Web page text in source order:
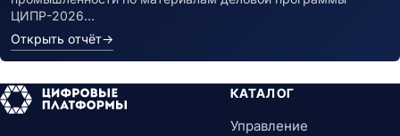
ЦИПР-2026…
Открыть отчёт→
КАТАЛОГ
Управление